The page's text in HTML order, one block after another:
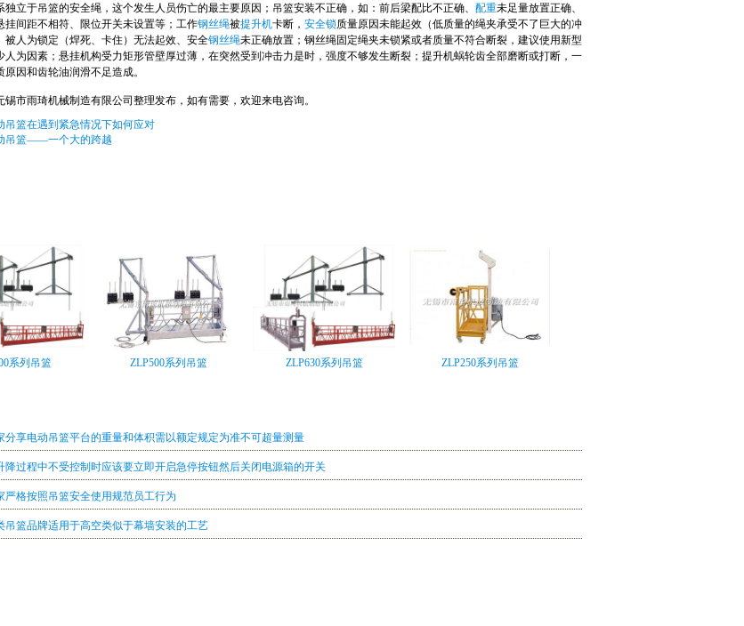
独立于吊篮的安全绳，这个发生人员伤亡的最主要原因； 吊篮安装不正确，如：前后梁配比不正确、 配重未足量放置正确、
挂间距不相符、限位开关未设置等； 工作钢丝绳被提升机卡断， 安全锁质量原因未能起效（低质量的绳夹承受不了巨大的冲
被人为锁定（焊死、卡住）无法起效、安全钢丝绳未正确放置； 钢丝绳固定绳夹未锁紧或者质量不符合断裂，建议使用新型
人为因素； 悬挂机构受力矩形管壁厚过薄，在突然受到冲击力是时，强度不够发生断裂； 提升机蜗轮齿全部磨断或打断，一
原因和齿轮油润滑不足造成。
锡市雨琦机械制造有限公司整理发布，如有需要，欢迎来电咨询。
吊篮在遇到紧急情况下如何应对
吊篮——一个大的跨越
系列吊篮 ZLP500系列吊篮 ZLP630系列吊篮 ZLP250系列吊篮
分享电动吊篮平台的重量和体积需以额定规定为准不可超量测量
降过程中不受控制时应该要立即开启急停按钮然后关闭电源箱的开关
严格按照吊篮安全使用规范员工行为
吊篮品牌适用于高空类似于幕墙安装的工艺